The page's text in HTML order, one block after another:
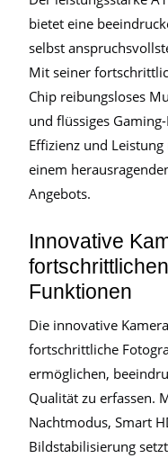
bietet eine
selbst
Mit seiner
Chip reibungsloses
und flüssiges
Effizienz und
einem
Angebots.
Innovative
Funktionen
Die innovative
fortschrittliche
ermöglichen,
Qualität zu erfassen.
Nachtmodus, Smart
Bildstabilisierung